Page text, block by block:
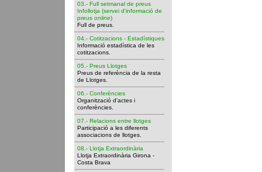
03.- Full setmanal de preus
Infollotja (servei d'informació de
preus online)
Full de preus.
04.- Cotitzacions - Estadístiques
Informació estadística de les
cotitzacions.
05.- Preus Llotges
Preus de referència de la resta
de Llotges.
06.- Conferències
Organització d'actes i
conferències.
07.- Relacions entre llotges
Participació a les diferents
associacions de llotges.
08.- Llotja Extraordinària
Llotja Extraordinària Girona -
Costa Brava